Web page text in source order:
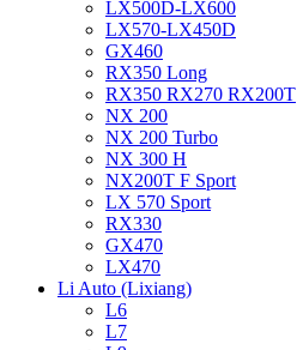
LX500D-LX600
LX570-LX450D
GX460
RX350 Long
RX350 RX270 RX200T
NX 200
NX 200 Turbo
NX 300 H
NX200T F Sport
LX 570 Sport
RX330
GX470
LX470
Li Auto (Lixiang)
L6
L7